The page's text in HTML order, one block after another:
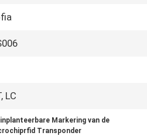
LC
inplanteerbare Markering van de
Transponder